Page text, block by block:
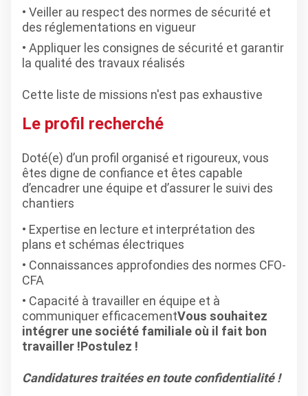
Veiller au respect des normes de sécurité et
des réglementations en vigueur
Appliquer les consignes de sécurité et garantir
la qualité des travaux réalisés
Cette liste de missions n'est pas exhaustive
Le profil recherché
Doté(e) d’un profil organisé et rigoureux, vous
êtes digne de confiance et êtes capable
d’encadrer une équipe et d’assurer le suivi des
chantiers
Expertise en lecture et interprétation des
plans et schémas électriques
Connaissances approfondies des normes CFO-
CFA
Capacité à travailler en équipe et à
communiquer efficacementVous souhaitez
intégrer une société familiale où il fait bon
travailler !Postulez !
Candidatures traitées en toute confidentialité !